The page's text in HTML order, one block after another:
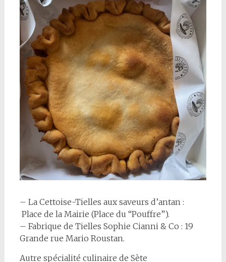
– La Cettoise-Tielles aux saveurs d’antan :
Place de la Mairie (Place du “Pouffre”).
– Fabrique de Tielles Sophie Cianni & Co : 19
Grande rue Mario Roustan.
Autre spécialité culinaire de Sète